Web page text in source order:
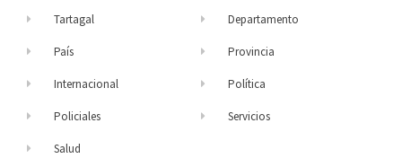
Tartagal
País
Internacional
Policiales
Salud
Departamento
Provincia
Política
Servicios